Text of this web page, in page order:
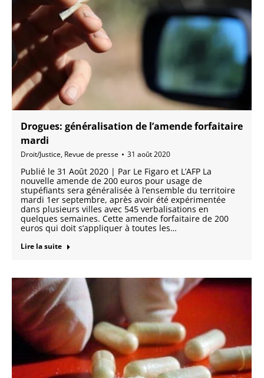
Drogues: généralisation de l’amende forfaitaire
mardi
Droit/Justice, Revue de presse 31 août 2020
Publié le 31 Août 2020 | Par Le Figaro et L’AFP La
nouvelle amende de 200 euros pour usage de
stupéfiants sera généralisée à l’ensemble du territoire
mardi 1er septembre, après avoir été expérimentée
dans plusieurs villes avec 545 verbalisations en
quelques semaines. Cette amende forfaitaire de 200
euros qui doit s’appliquer à toutes les…
Lire la suite